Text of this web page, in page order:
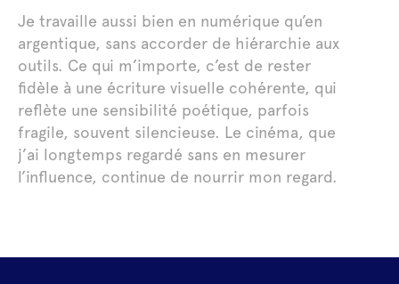
Je travaille aussi bien en numérique qu’en
argentique, sans accorder de hiérarchie aux
outils. Ce qui m’importe, c’est de rester
fidèle à une écriture visuelle cohérente, qui
reflète une sensibilité poétique, parfois
fragile, souvent silencieuse. Le cinéma, que
j’ai longtemps regardé sans en mesurer
l’influence, continue de nourrir mon regard.